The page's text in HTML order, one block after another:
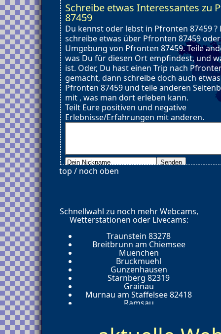
Schreibe etwas Interessantes zu
87459
Du kennst oder lebst in Pfronten 87459 ?
schreibe etwas über Pfronten 87459
Umgebung von Pfronten 87459. Teile
was Du für diesen Ort empfindest, und
ist. Oder, Du hast einen Trip nach
gemacht, dann schreibe doch auch
Pfronten 87459 und teile anderen
mit , was man dort erleben kann.
Teilt Eure positiven und negative
Erlebnisse/Erfahrungen mit anderen.
top / noch oben
Schnellwahl zu noch mehr Webcams,
Wetterstationen oder Livecams:
Traunstein 83278
Breitbrunn am Chiemsee
Muenchen
Bruckmuehl
Gunzenhausen
Starnberg 82319
Grainau
Murnau am Staffelsee 82418
Ramsau
Kaufbeuren 87600